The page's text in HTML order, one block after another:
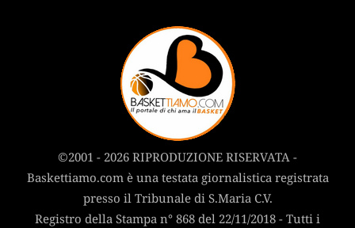
©2001 - 2026 RIPRODUZIONE RISERVATA -
Baskettiamo.com è una testata giornalistica registrata
presso il Tribunale di S.Maria C.V.
Registro della Stampa n° 868 del 22/11/2018 - Tutti i